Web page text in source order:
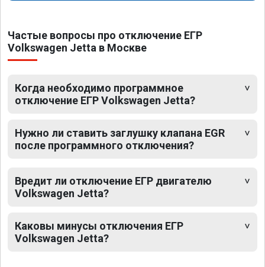
Частые вопросы про отключение ЕГР
Volkswagen Jetta в Москве
Когда необходимо программное
отключение ЕГР Volkswagen Jetta?
Нужно ли ставить заглушку клапана EGR
после программного отключения?
Вредит ли отключение ЕГР двигателю
Volkswagen Jetta?
Каковы минусы отключения ЕГР
Volkswagen Jetta?